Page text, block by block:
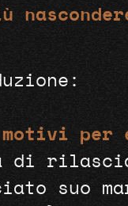
motivi per
di
suo